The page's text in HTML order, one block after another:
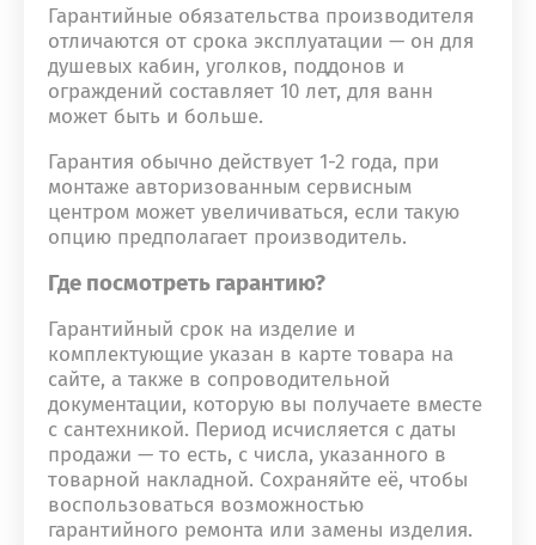
Гарантийные обязательства производителя
отличаются от срока эксплуатации — он для
душевых кабин, уголков, поддонов и
ограждений составляет 10 лет, для ванн
может быть и больше.
Гарантия обычно действует 1-2 года, при
монтаже авторизованным сервисным
центром может увеличиваться, если такую
опцию предполагает производитель.
Где посмотреть гарантию?
Гарантийный срок на изделие и
комплектующие указан в карте товара на
сайте, а также в сопроводительной
документации, которую вы получаете вместе
с сантехникой. Период исчисляется с даты
продажи — то есть, с числа, указанного в
товарной накладной. Сохраняйте её, чтобы
воспользоваться возможностью
гарантийного ремонта или замены изделия.